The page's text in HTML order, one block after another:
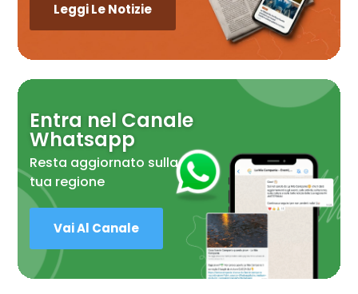
Leggi Le Notizie
Entra nel Canale
Whatsapp
Resta aggiornato sulla
tua regione
Vai Al Canale